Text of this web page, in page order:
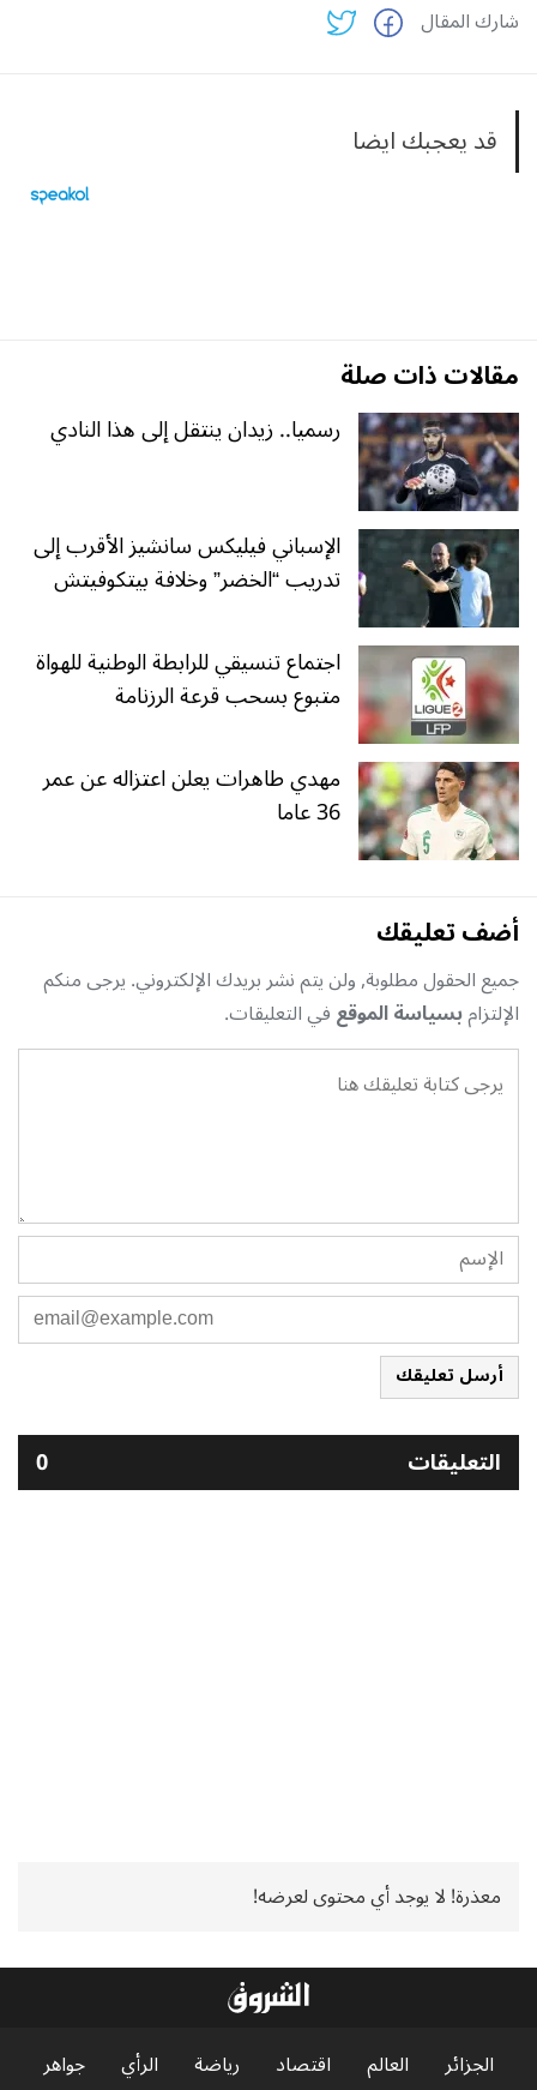
شارك المقال
قد يعجبك ايضا
مقالات ذات صلة
رسميا.. زيدان ينتقل إلى هذا النادي
الإسباني فيليكس سانشيز الأقرب إلى
تدريب “الخضر” وخلافة بيتكوفيتش
اجتماع تنسيقي للرابطة الوطنية للهواة
متبوع بسحب قرعة الرزنامة
مهدي طاهرات يعلن اعتزاله عن عمر
36 عاما
أضف تعليقك
جميع الحقول مطلوبة, ولن يتم نشر بريدك الإلكتروني. يرجى منكم
الإلتزامبسياسة الموقعفي التعليقات.
أرسل تعليقك
التعليقات 0
معذرة! لا يوجد أي محتوى لعرضه!
الجزائر العالم اقتصاد رياضة الرأي جواهر